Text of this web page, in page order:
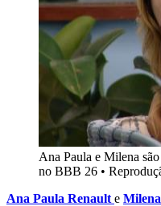
Ana Paula e Milena
no BBB 26 •
Ana Paula Renault e Milena